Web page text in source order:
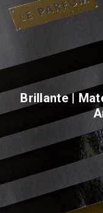
Brillante |